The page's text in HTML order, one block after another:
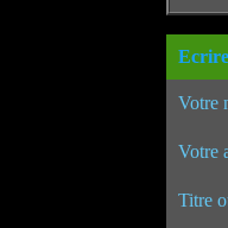
Votre
Votre
Titre